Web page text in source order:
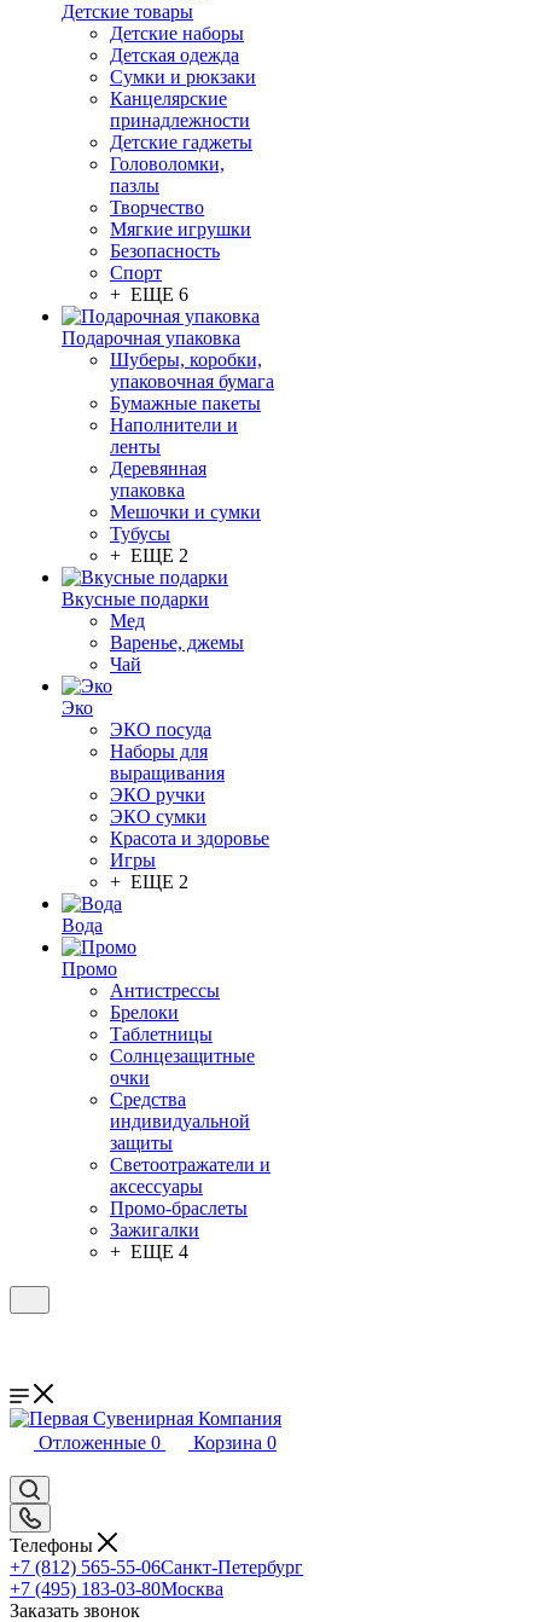
Детские товары
Детские наборы
Детская одежда
Сумки и рюкзаки
Канцелярские
принадлежности
Детские гаджеты
Головоломки,
пазлы
Творчество
Мягкие игрушки
Безопасность
Спорт
+ ЕЩЕ 6
Подарочная упаковка
Шуберы, коробки,
упаковочная бумага
Бумажные пакеты
Наполнители и
ленты
Деревянная
упаковка
Мешочки и сумки
Тубусы
+ ЕЩЕ 2
Вкусные подарки
Мед
Варенье, джемы
Чай
Эко
ЭКО посуда
Наборы для
выращивания
ЭКО ручки
ЭКО сумки
Красота и здоровье
Игры
+ ЕЩЕ 2
Вода
Промо
Антистрессы
Брелоки
Таблетницы
Солнцезащитные
очки
Средства
индивидуальной
защиты
Светоотражатели и
аксессуары
Промо-браслеты
Зажигалки
+ ЕЩЕ 4
Отложенные 0 Корзина 0
Телефоны
+7 (812) 565-55-06Санкт-Петербург
+7 (495) 183-03-80Москва
Заказать звонок